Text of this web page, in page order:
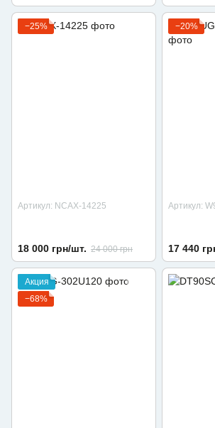
−25%
Артикул: NCAX-14225
18 000 грн/шт. 24 000 грн
−20%
Артикул:
17 440
Акция
−68%